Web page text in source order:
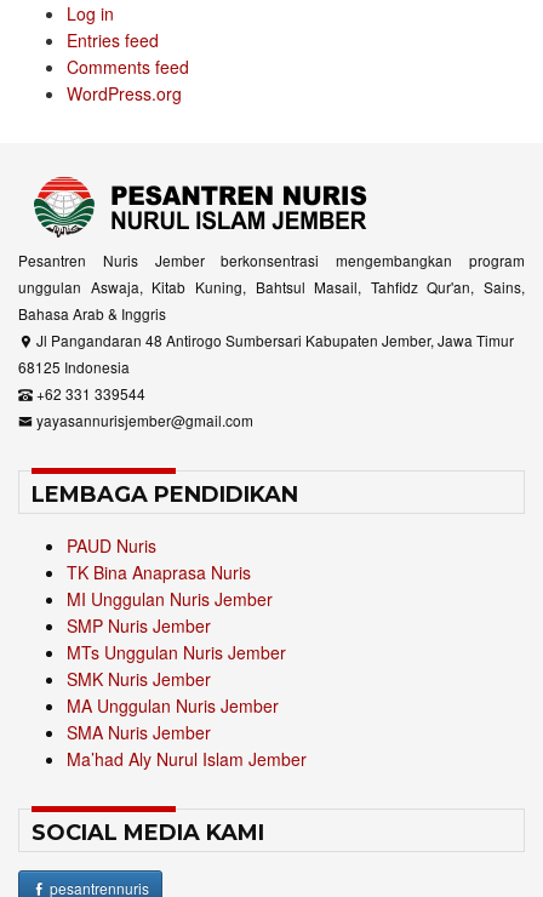
Log in
Entries feed
Comments feed
WordPress.org
Pesantren Nuris Jember berkonsentrasi mengembangkan program
unggulan Aswaja, Kitab Kuning, Bahtsul Masail, Tahfidz Qur'an, Sains,
Bahasa Arab & Inggris
Jl Pangandaran 48 Antirogo Sumbersari Kabupaten Jember, Jawa Timur
68125 Indonesia
+62 331 339544
yayasannurisjember@gmail.com
LEMBAGA PENDIDIKAN
PAUD Nuris
TK Bina Anaprasa Nuris
MI Unggulan Nuris Jember
SMP Nuris Jember
MTs Unggulan Nuris Jember
SMK Nuris Jember
MA Unggulan Nuris Jember
SMA Nuris Jember
Ma’had Aly Nurul Islam Jember
SOCIAL MEDIA KAMI
pesantrennuris